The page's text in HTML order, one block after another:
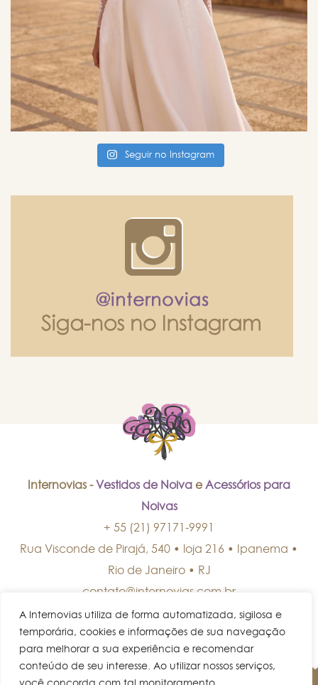
A Internovias utiliza de forma automatizada, sigilosa e
temporária, cookies e informações de sua navegação
para melhorar a sua experiência e recomendar
conteúdo de seu interesse. Ao utilizar nossos serviços,
Seguir no Instagram
Internovias - Vestidos de Noiva e Acessórios para
Noivas
+ 55 (21) 97171-9991
Rua Visconde de Pirajá, 540 • loja 216 • Ipanema •
Rio de Janeiro• RJ
contato@internovias.com.br